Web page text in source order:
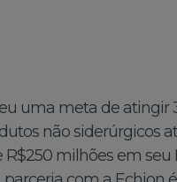
uma meta de atingir
não siderúrgicos
milhões em seu